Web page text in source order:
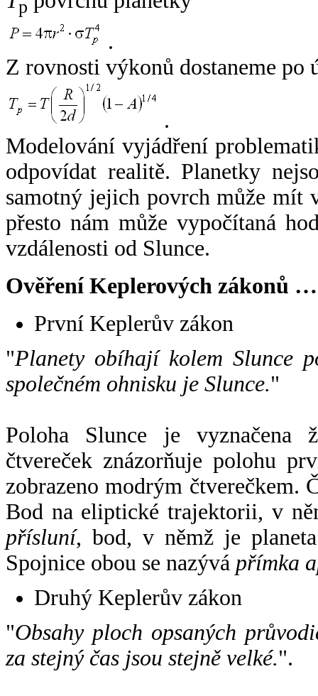
p
.
Z rovnosti výkonů dostaneme po
.
Modelování vyjádření
odpovídat realitě. Planetky
samotný jejich povrch může mít
přesto nám může vypočítaná
vzdálenosti od Slunce.
Ověření Keplerových zákonů …
První Keplerův zákon
"Planety obíhají kolem Slunce
společném ohnisku je Slunce."
Poloha Slunce je vyznačena
čtvereček znázorňuje polohu
zobrazeno modrým čtverečkem.
Bod na eliptické trajektorii, v
přísluní, bod, v němž je
Spojnice obou se nazývá přímka
Druhý Keplerův zákon
"Obsahy ploch opsaných
za stejný čas jsou stejně velké.".